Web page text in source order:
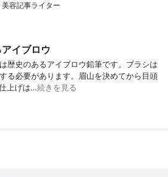
容記事ライター
イブロウ
歴史のあるアイブロウ鉛筆です。ブラシは
る必要があります。眉山を決めてから目頭
上げは…続きを見る